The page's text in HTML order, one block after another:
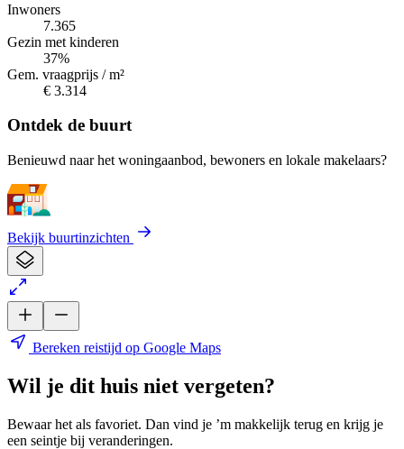
Inwoners
7.365
Gezin met kinderen
37%
Gem. vraagprijs / m²
€ 3.314
Ontdek de buurt
Benieuwd naar het woningaanbod, bewoners en lokale makelaars?
Bekijk buurtinzichten
Bereken reistijd op Google Maps
Wil je dit huis niet vergeten?
Bewaar het als favoriet. Dan vind je ’m makkelijk terug en krijg je
een seintje bij veranderingen.